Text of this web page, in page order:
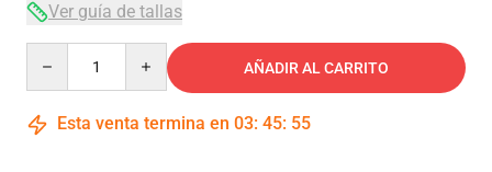
Ver guía de tallas
AÑADIR AL CARRITO
Esta venta termina en 03: 45: 54